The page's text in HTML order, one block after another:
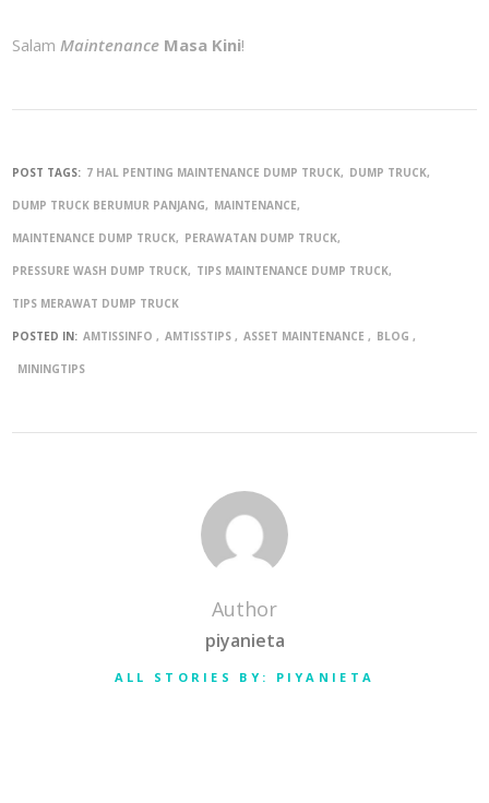
Salam Maintenance Masa Kini!
POST TAGS: 7 HAL PENTING MAINTENANCE DUMP TRUCK DUMP TRUCK
DUMP TRUCK BERUMUR PANJANG MAINTENANCE
MAINTENANCE DUMP TRUCK PERAWATAN DUMP TRUCK
PRESSURE WASH DUMP TRUCK TIPS MAINTENANCE DUMP TRUCK
TIPS MERAWAT DUMP TRUCK
POSTED IN: AMTISSINFO AMTISSTIPS ASSET MAINTENANCE BLOG
MININGTIPS
Author
piyanieta
ALL STORIES BY: PIYANIETA